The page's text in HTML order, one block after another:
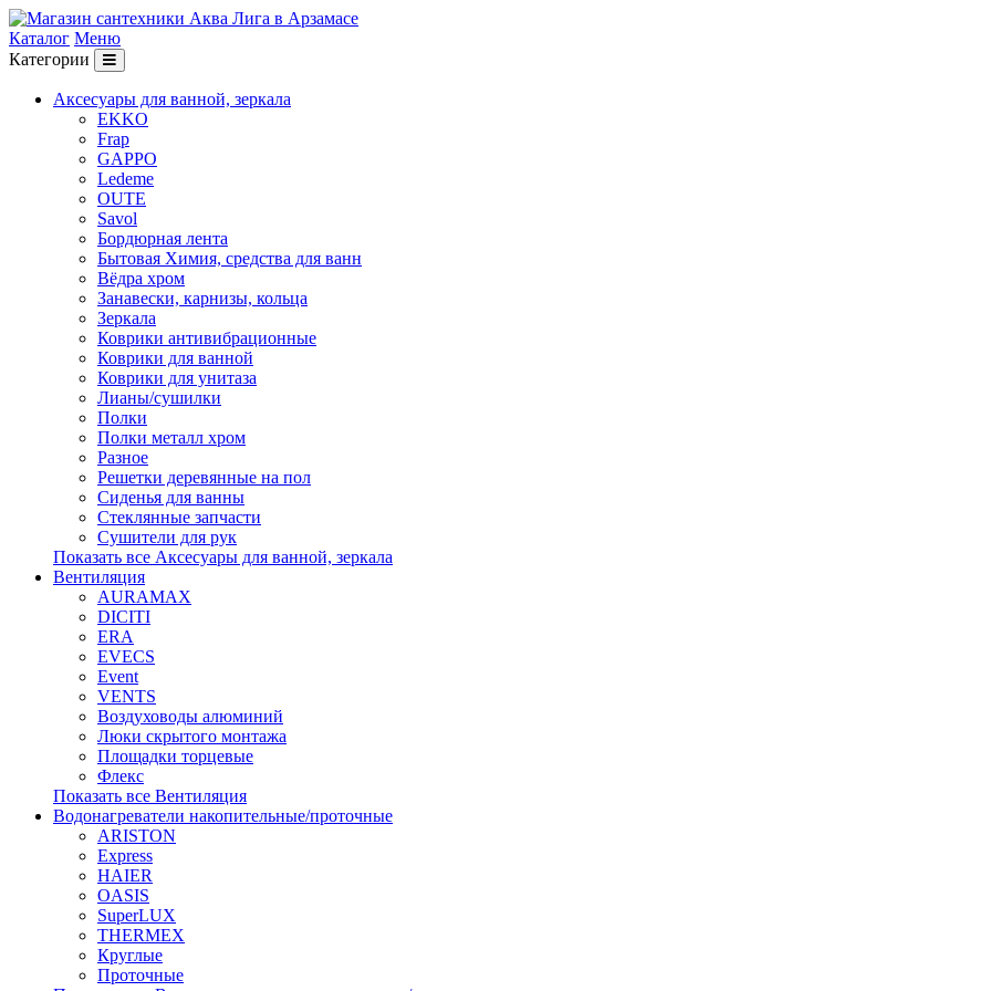
Каталог Меню
Категории
Аксесуары для ванной, зеркала
EKKO
Frap
GAPPO
Ledeme
OUTE
Savol
Бордюрная лента
Бытовая Химия, средства для ванн
Вёдра хром
Занавески, карнизы, кольца
Зеркала
Коврики антивибрационные
Коврики для ванной
Коврики для унитаза
Лианы/сушилки
Полки
Полки металл хром
Разное
Решетки деревянные на пол
Сиденья для ванны
Стеклянные запчасти
Сушители для рук
Показать все Аксесуары для ванной, зеркала
Вентиляция
AURAMAX
DICITI
ERA
EVECS
Event
VENTS
Воздуховоды алюминий
Люки скрытого монтажа
Площадки торцевые
Флекс
Показать все Вентиляция
Водонагреватели накопительные/проточные
ARISTON
Express
HAIER
OASIS
SuperLUX
THERMEX
Круглые
Проточные